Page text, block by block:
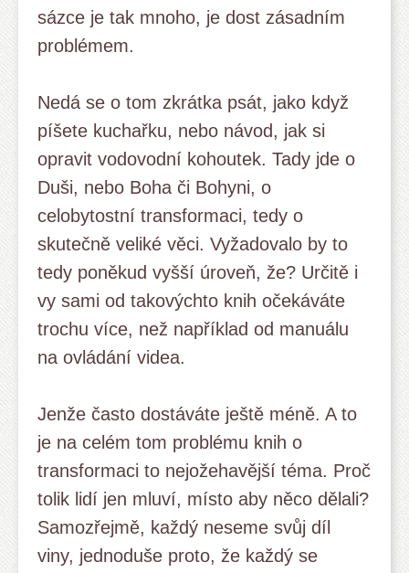
sázce je tak mnoho, je dost zásadním
problémem.
Nedá se o tom zkrátka psát, jako když
píšete kuchařku, nebo návod, jak si
opravit vodovodní kohoutek. Tady jde o
Duši, nebo Boha či Bohyni, o
celobytostní transformaci, tedy o
skutečně veliké věci. Vyžadovalo by to
tedy poněkud vyšší úroveň, že? Určitě i
vy sami od takovýchto knih očekáváte
trochu více, než například od manuálu
na ovládání videa.
Jenže často dostáváte ještě méně. A to
je na celém tom problému knih o
transformaci to nejožehavější téma. Proč
tolik lidí jen mluví, místo aby něco dělali?
Samozřejmě, každý neseme svůj díl
viny, jednoduše proto, že každý se